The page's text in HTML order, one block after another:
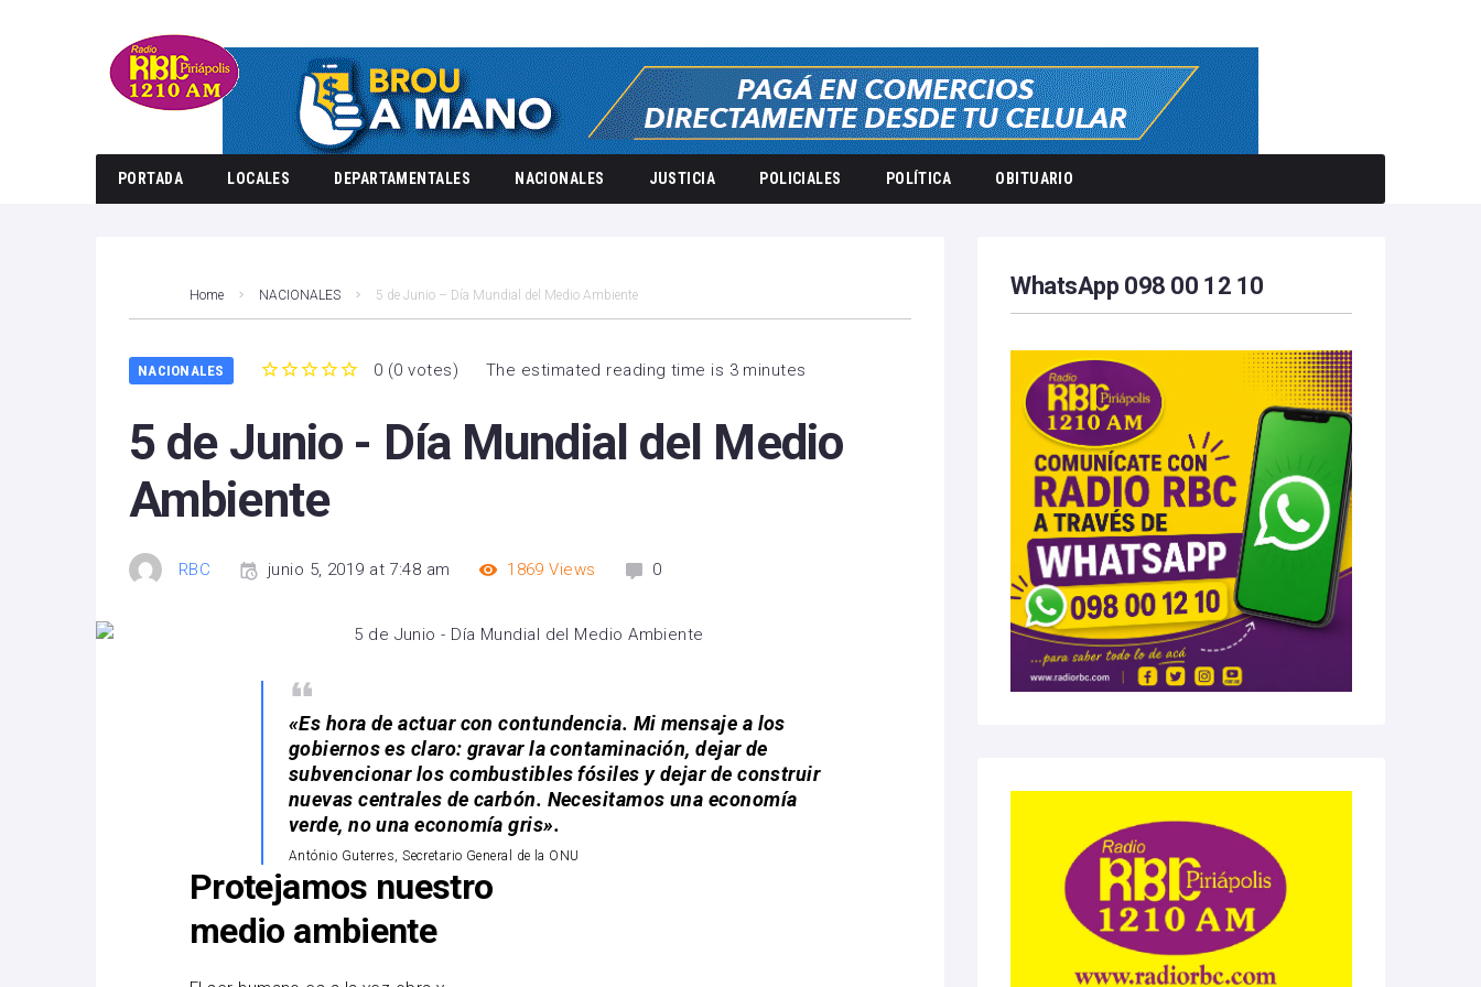
PORTADA LOCALES DEPARTAMENTALES NACIONALES JUSTICIA POLICIALES POLÍTICA OBITUARIO
Home NACIONALES 5 de Junio – Día Mundial del Medio Ambiente
NACIONALES 0 (0 votes) The estimated reading time is 3 minutes
5 de Junio - Día Mundial del Medio
Ambiente
RBC junio 5, 2019 at 7:48 am 1869 Views 0
«Es hora de actuar con contundencia. Mi mensaje a los
gobiernos es claro: gravar la contaminación, dejar de
subvencionar los combustibles fósiles y dejar de construir
nuevas centrales de carbón. Necesitamos una economía
verde, no una economía gris».
António Guterres, Secretario General de la ONU
Protejamos nuestro
medio ambiente
WhatsApp 098 00 12 10